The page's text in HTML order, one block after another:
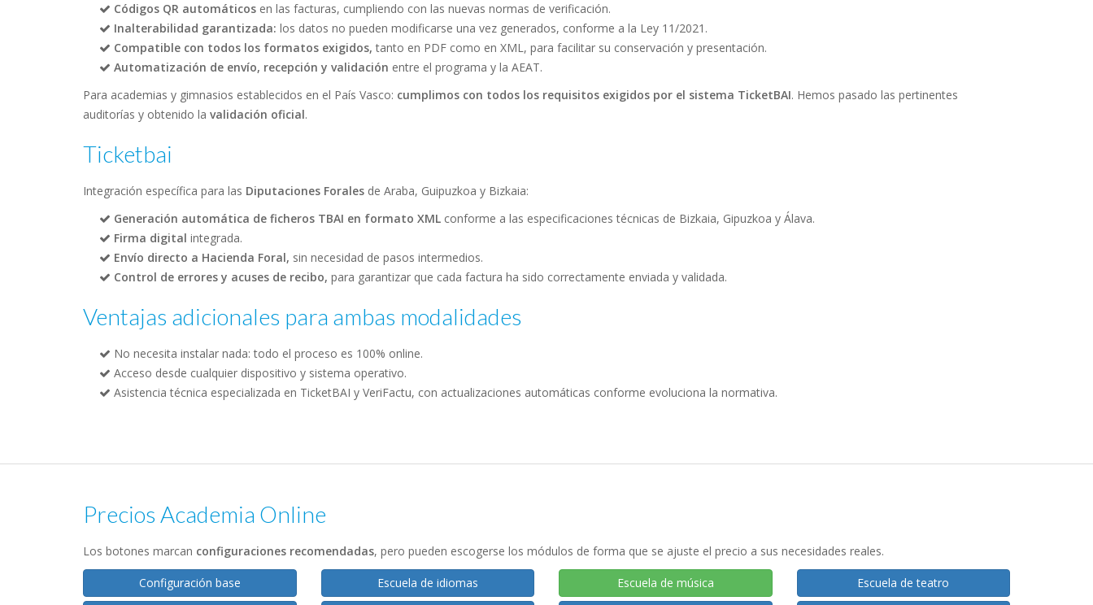
Códigos QR automáticos en las facturas, cumpliendo con las nuevas normas de verificación.
Inalterabilidad garantizada: los datos no pueden modificarse una vez generados, conforme a la Ley 11/2021.
Compatible con todos los formatos exigidos, tanto en PDF como en XML, para facilitar su conservación y presentación.
Automatización de envío, recepción y validación entre el programa y la AEAT.
Para academias y gimnasios establecidos en el País Vasco: cumplimos con todos los requisitos exigidos por el sistema TicketBAI. Hemos pasado las pertinentes
auditorías y obtenido la validación oficial.
Ticketbai
Integración específica para las Diputaciones Forales de Araba, Guipuzkoa y Bizkaia:
Generación automática de ficheros TBAI en formato XML conforme a las especificaciones técnicas de Bizkaia, Gipuzkoa y Álava.
Firma digital integrada.
Envío directo a Hacienda Foral, sin necesidad de pasos intermedios.
Control de errores y acuses de recibo, para garantizar que cada factura ha sido correctamente enviada y validada.
Ventajas adicionales para ambas modalidades
No necesita instalar nada: todo el proceso es 100% online.
Acceso desde cualquier dispositivo y sistema operativo.
Asistencia técnica especializada en TicketBAI y VeriFactu, con actualizaciones automáticas conforme evoluciona la normativa.
Precios Academia Online
Los botones marcan configuraciones recomendadas, pero pueden escogerse los módulos de forma que se ajuste el precio a sus necesidades reales.
Configuración base Escuela de idiomas Escuela de música Escuela de teatro